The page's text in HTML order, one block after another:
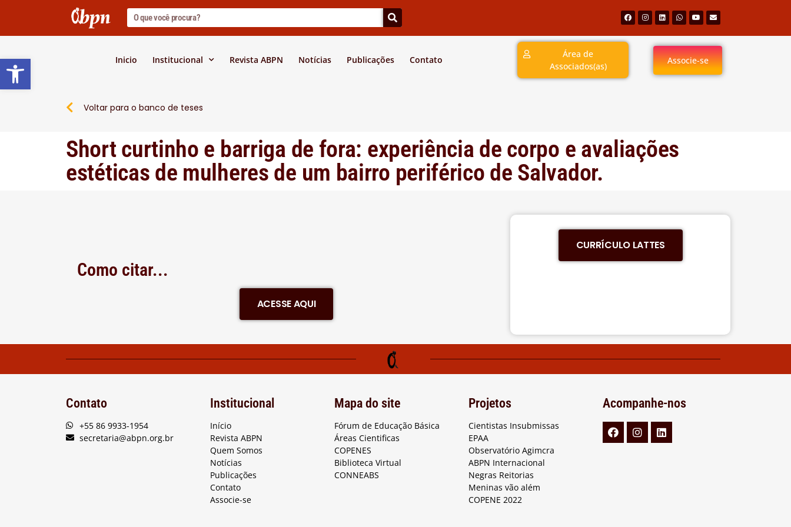
Barra de Ferramentas Aberta
Inicio Institucional Revista ABPN Notícias Publicações Contato
Área de
Associados(as)
Associe-se
Voltar para o banco de teses
Short curtinho e barriga de fora: experiência de corpo e avaliações
estéticas de mulheres de um bairro periférico de Salvador.
Como citar...
ACESSE AQUI
CURRÍCULO LATTES
Contato
+55 86 9933-1954
secretaria@abpn.org.br
Institucional
Início
Revista ABPN
Quem Somos
Notícias
Publicações
Contato
Associe-se
Mapa do site
Fórum de Educação Básica
Áreas Cientificas
COPENES
Biblioteca Virtual
CONNEABS
Projetos
Cientistas Insubmissas
EPAA
Observatório Agimcra
ABPN Internacional
Negras Reitorias
Meninas vão além
COPENE 2022
Acompanhe-nos